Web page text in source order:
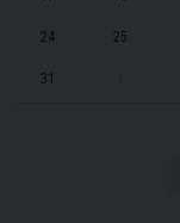
24 25
31